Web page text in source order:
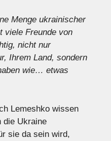
Menge ukrainischer
viele Freunde von
nicht nur
Ihrem Land, sondern
wie… etwas
Lemeshko wissen
die Ukraine
sie da sein wird,